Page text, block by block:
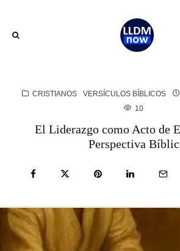
CRISTIANOS VERSÍCULOS BÍBLICOS
10
El Liderazgo como Acto de
Perspectiva